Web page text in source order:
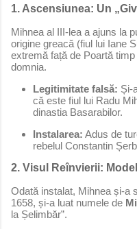
1. Ascensiunea: Un
Mihnea al III-lea a ajuns la
origine greacă (fiul lui Iane
extremă față de Poartă
domnia.
Legitimitate falsă: Și-
că este fiul lui Radu
dinastia Basarabilor.
Instalarea: Adus de
rebelul Constantin
2. Visul Reînvierii:
Odată instalat, Mihnea și-a
1658, și-a luat numele de
la Șelimbăr”.